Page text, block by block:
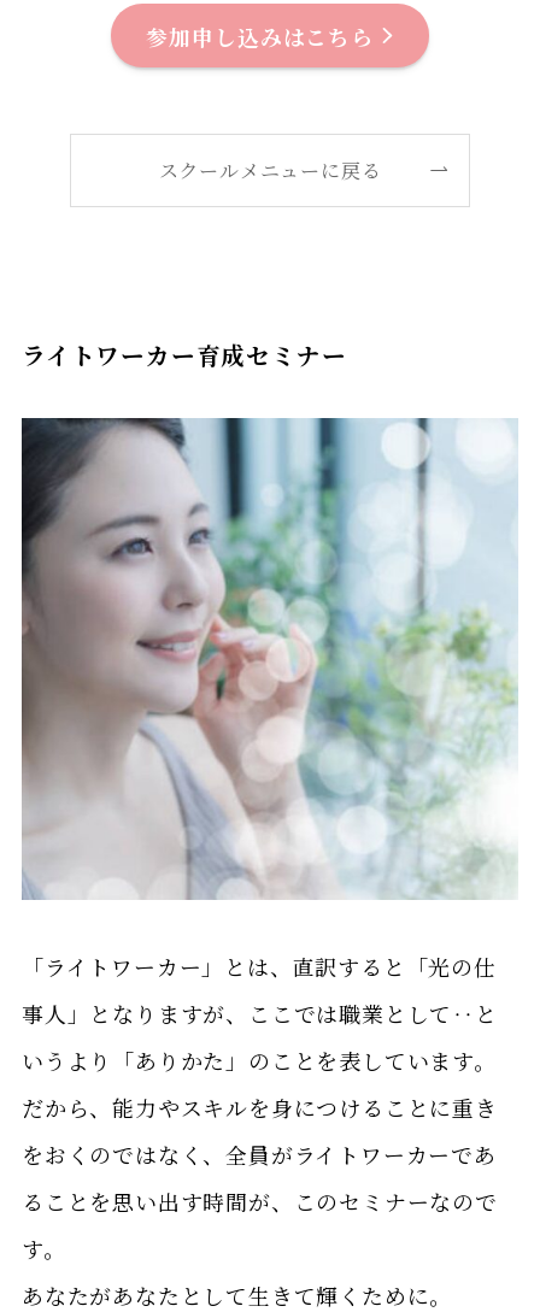
参加申し込みはこちら
スクールメニューに戻る
ライトワーカー育成セミナー
「ライトワーカー」とは、直訳すると「光の仕
事人」となりますが、ここでは職業として‥と
いうより「ありかた」のことを表しています。
だから、能力やスキルを身につけることに重き
をおくのではなく、全員がライトワーカーであ
ることを思い出す時間が、このセミナーなので
す。
あなたがあなたとして生きて輝くために。